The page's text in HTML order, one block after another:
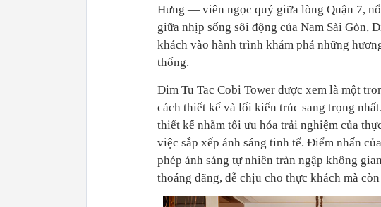
Hưng — viên ngọc quý giữa lòng Quận 7,
giữa nhịp sống sôi động của Nam Sài Gòn,
khách vào hành trình khám phá những
thống.
Dim Tu Tac Cobi Tower được xem là một
cách thiết kế và lối kiến trúc sang trọng
thiết kế nhằm tối ưu hóa trải nghiệm của
việc sắp xếp ánh sáng tinh tế. Điểm nhấn
phép ánh sáng tự nhiên tràn ngập không
thoáng đãng, dễ chịu cho thực khách mà